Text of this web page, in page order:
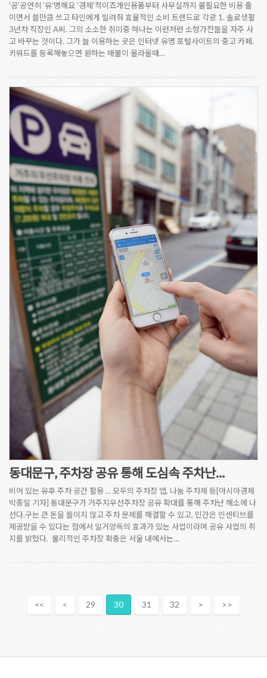
'공'공연히 '유'명해요 '경제'적이죠개인용품부터 사무실까지 불필요한 비용 줄
이면서 쓸만큼 쓰고 타인에게 빌려줘 효율적인 소비 트렌드로 각광 1. 솔로생활
3년차 직장인 A씨. 그의 소소한 취미중 하나는 이런저런 소형가전들을 자주 사
고 바꾸는 것이다. 그가 늘 이용하는 곳은 인터넷 유명 포털사이트의 중고 카페.
키워드를 등록해놓으면 원하는 매물이 올라올때…
동대문구, 주차장 공유 통해 도심속 주차난…
비어 있는 유후 주차 공간 활용 … 모두의 주차장 앱, 나눔 주차제 등[아시아경제
박종일 기자] 동대문구가 거주지우선주차장 공유 확대를 통해 주차난 해소에 나
선다.구는 큰 돈을 들이지 않고 주차 문제를 해결할 수 있고, 민간은 인센티브를
제공받을 수 있다는 점에서 일거양득의 효과가 있는 사업이라며 공유 사업의 취
지를 밝혔다. 물리적인 주차장 확충은 서울 내에서는…
<< < 29 30 31 32 > >>